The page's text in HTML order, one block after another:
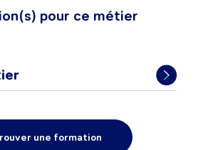
pour ce métier
une formation